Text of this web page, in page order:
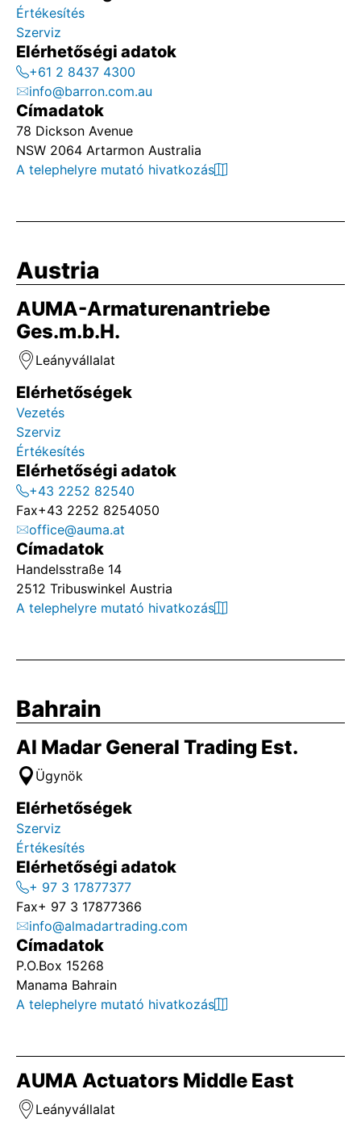
Értékesítés
Szerviz
Elérhetőségi adatok
+61 2 8437 4300
info@barron.com.au
Címadatok
78 Dickson Avenue
NSW 2064 Artarmon Australia
A telephelyre mutató hivatkozás
Austria
AUMA-Armaturenantriebe
Ges.m.b.H.
Leányvállalat
Elérhetőségek
Vezetés
Szerviz
Értékesítés
Elérhetőségi adatok
+43 2252 82540
Fax+43 2252 8254050
office@auma.at
Címadatok
Handelsstraße 14
2512 Tribuswinkel Austria
A telephelyre mutató hivatkozás
Bahrain
Al Madar General Trading Est.
Ügynök
Elérhetőségek
Szerviz
Értékesítés
Elérhetőségi adatok
+ 97 3 17877377
Fax+ 97 3 17877366
info@almadartrading.com
Címadatok
P.O.Box 15268
Manama Bahrain
A telephelyre mutató hivatkozás
AUMA Actuators Middle East
Leányvállalat